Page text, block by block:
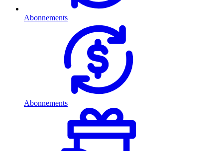
Abonnements
Abonnements